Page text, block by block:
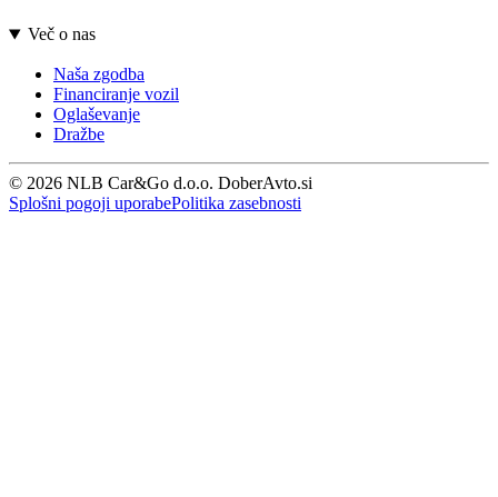
Več o nas
Naša zgodba
Financiranje vozil
Oglaševanje
Dražbe
© 2026 NLB Car&Go d.o.o. DoberAvto.si
Splošni pogoji uporabePolitika zasebnosti